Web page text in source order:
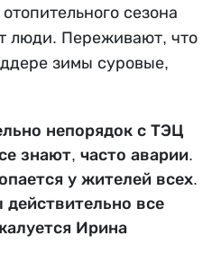
сезона
люди. Переживают, что
зимы суровые,
непорядок с ТЭЦ
знают, часто аварии.
у жителей всех.
действительно все
Ирина